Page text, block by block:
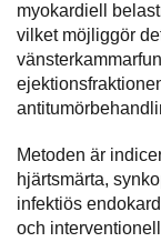
myokardiell
vilket möjliggör
Metoden är
hjärtsmärta,
infektiös
och